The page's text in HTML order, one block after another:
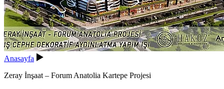
Anasayfa
Zeray İnşaat – Forum Anatolia Kartepe Projesi